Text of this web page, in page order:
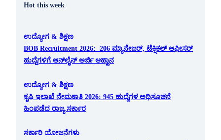
Hot this week
ಉದ್ಯೋಗ & ಶಿಕ್ಷಣ
BOB Recruitment 2026: 206 ಮ್ಯಾನೇಜರ್, ಟೆಕ್ನಿಕಲ್ ಆಫೀಸರ್
ಹುದ್ದೆಗಳಿಗೆ ಆನ್‌ಲೈನ್ ಅರ್ಜಿ ಆಹ್ವಾನ
ಉದ್ಯೋಗ & ಶಿಕ್ಷಣ
ಕೃಷಿ ಇಲಾಖೆ ನೇಮಕಾತಿ 2026: 945 ಹುದ್ದೆಗಳ ಅಧಿಸೂಚನೆ
ಹಿಂಪಡೆದ ರಾಜ್ಯ ಸರ್ಕಾರ
ಸರ್ಕಾರಿ ಯೋಜನೆಗಳು